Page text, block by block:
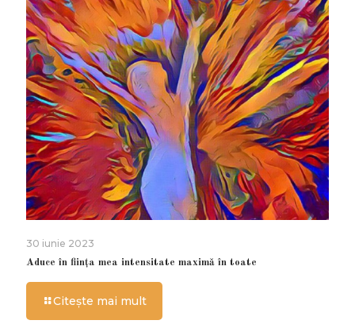
30 iunie 2023
Aduce în ființa mea intensitate maximă în toate
Citește mai mult